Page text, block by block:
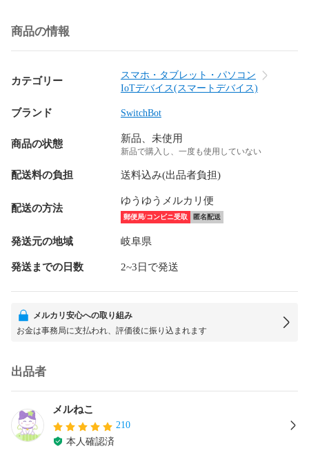
商品の情報
カテゴリー
スマホ・タブレット・パソコン
IoTデバイス(スマートデバイス)
ブランド SwitchBot
商品の状態 新品、未使用
新品で購入し、一度も使用していない
配送料の負担 送料込み(出品者負担)
配送の方法
ゆうゆうメルカリ便
郵便局/コンビニ受取 匿名配送
発送元の地域 岐阜県
発送までの日数 2~3日で発送
メルカリ安心への取り組み
お金は事務局に支払われ、評価後に振り込まれます
出品者
メルねこ
210
本人確認済